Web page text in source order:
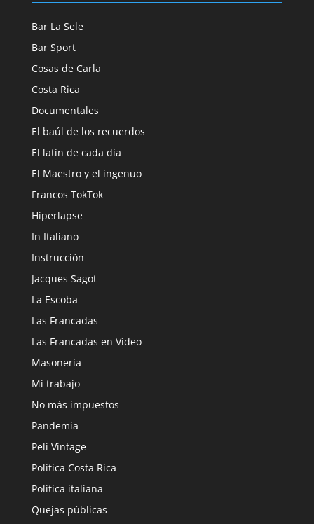
Bar La Sele
Bar Sport
Cosas de Carla
Costa Rica
Documentales
El baúl de los recuerdos
El latín de cada día
El Maestro y el ingenuo
Francos TokTok
Hiperlapse
In Italiano
Instrucción
Jacques Sagot
La Escoba
Las Francadas
Las Francadas en Video
Masonería
Mi trabajo
No más impuestos
Pandemia
Peli Vintage
Política Costa Rica
Politica italiana
Quejas públicas